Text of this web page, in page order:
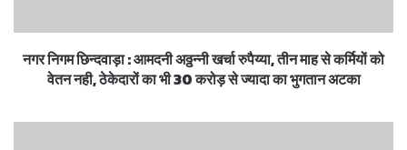
नगर निगम छिन्दवाड़ा : आमदनी अठ्ठन्नी खर्चा रुपैय्या, तीन माह से कर्मियों को
वेतन नही, ठेकेदारों का भी 30 करोड़ से ज्यादा का भुगतान अटका